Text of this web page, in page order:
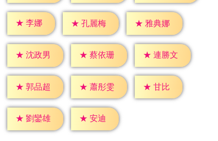
★ 李娜 ★ 孔麗梅 ★ 雅典娜
★ 沈政男 ★ 蔡依珊 ★ 連勝文
★ 郭品超 ★ 蕭彤雯 ★ 甘比
★ 劉鑾雄 ★ 安迪